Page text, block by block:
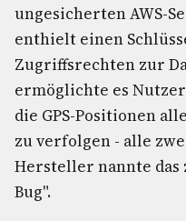
ungesicherten AWS-
enthielt einen
Zugriffsrechten zur
ermöglichte es
die GPS-Positionen
zu verfolgen - alle
Hersteller nannte das
Bug".